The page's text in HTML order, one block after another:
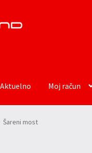
Aktuelno Moj račun
Šareni most